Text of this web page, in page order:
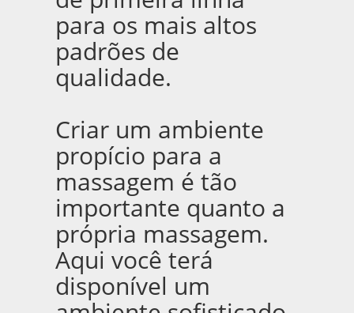
para os mais altos
padrões de
qualidade.
Criar um ambiente
propício para a
massagem é tão
importante quanto a
própria massagem.
Aqui você terá
disponível um